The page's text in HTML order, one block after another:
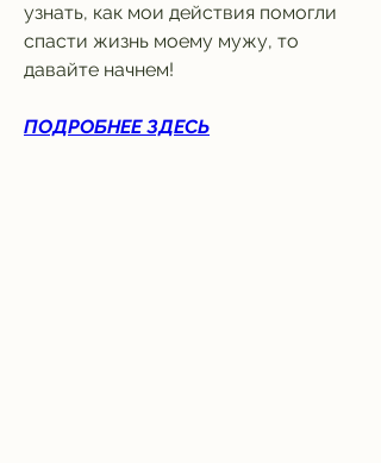
узнать, как мои действия помогли
спасти жизнь моему мужу, то
давайте начнем!
ПОДРОБНЕЕ ЗДЕСЬ